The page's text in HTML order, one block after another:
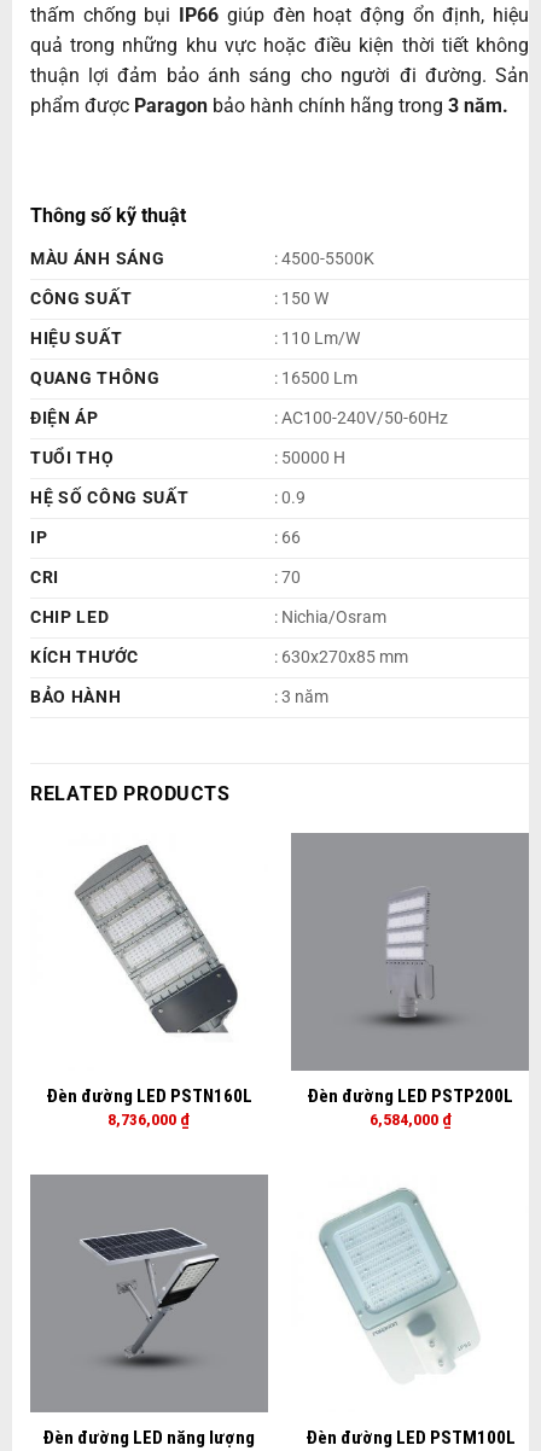
thấm chống bụi IP66 giúp đèn hoạt động ổn định, hiệu
quả trong những khu vực hoặc điều kiện thời tiết không
thuận lợi đảm bảo ánh sáng cho người đi đường. Sản
phẩm được Paragon bảo hành chính hãng trong 3 năm.
Thông số kỹ thuật
MÀU ÁNH SÁNG
: 4500-5500K
CÔNG SUẤT
: 150 W
HIỆU SUẤT
: 110 Lm/W
QUANG THÔNG
: 16500 Lm
ĐIỆN ÁP
: AC100-240V/50-60Hz
TUỔI THỌ
: 50000 H
HỆ SỐ CÔNG SUẤT
: 0.9
IP
: 66
CRI
: 70
CHIP LED
: Nichia/Osram
KÍCH THƯỚC
: 630x270x85 mm
BẢO HÀNH
: 3 năm
RELATED PRODUCTS
Đèn đường LED PSTN160L
8,736,000 ₫
Đèn đường LED PSTP200L
6,584,000 ₫
Đèn đường LED năng lượng
Đèn đường LED PSTM100L